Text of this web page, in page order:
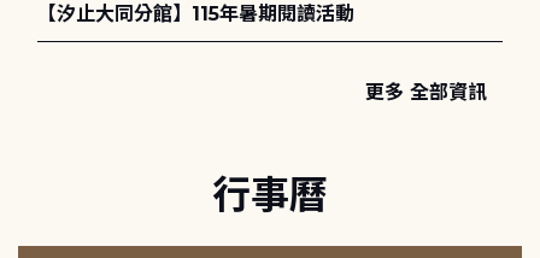
【汐止大同分館】115年暑期閱讀活動
更多 全部資訊
行事曆